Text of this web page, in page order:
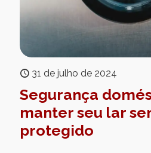
31 de julho de 2024
Segurança
manter seu lar
protegido